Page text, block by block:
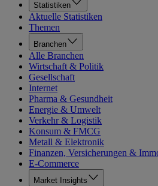
Statistiken
Aktuelle Statistiken
Themen
Branchen
Alle Branchen
Wirtschaft & Politik
Gesellschaft
Internet
Pharma & Gesundheit
Energie & Umwelt
Verkehr & Logistik
Konsum & FMCG
Metall & Elektronik
Finanzen, Versicherungen &
E-Commerce
Market Insights